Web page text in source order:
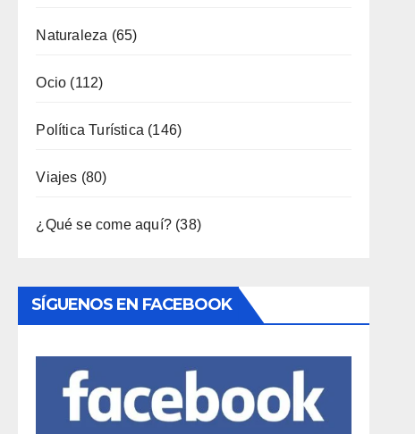
Viajes(80)
¿Qué se come aquí?
LA BIBLIOTECA QUE CABE EN UNA
ESTANTERÍA DE WALLAPOP